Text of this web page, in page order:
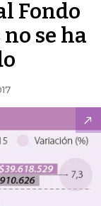
Fondo
se ha